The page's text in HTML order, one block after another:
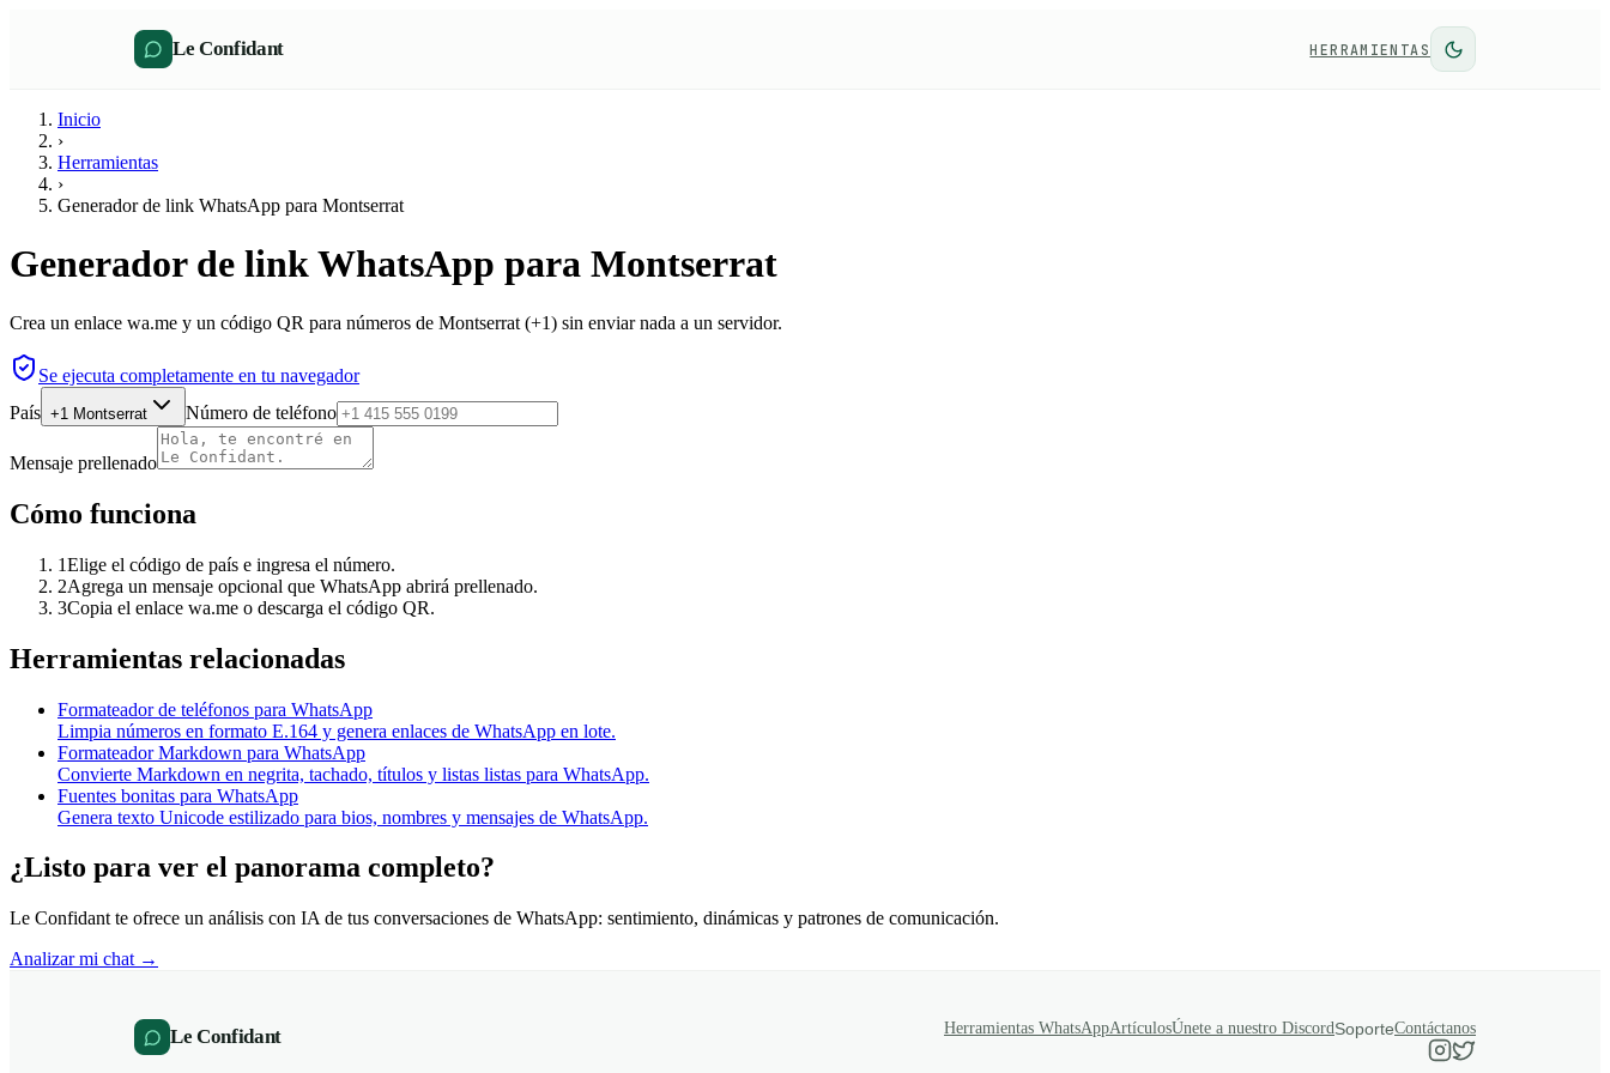
Le Confidant HERRAMIENTAS
Inicio
›
Herramientas
›
Generador de link WhatsApp para Montserrat
Generador de link WhatsApp para Montserrat
Crea un enlace wa.me y un código QR para números de Montserrat (+1) sin enviar nada a un servidor.
Se ejecuta completamente en tu navegador
País +1 Montserrat Número de teléfono
Mensaje prellenado
Cómo funciona
1Elige el código de país e ingresa el número.
2Agrega un mensaje opcional que WhatsApp abrirá prellenado.
3Copia el enlace wa.me o descarga el código QR.
Herramientas relacionadas
Formateador de teléfonos para WhatsApp
Limpia números en formato E.164 y genera enlaces de WhatsApp en lote.
Formateador Markdown para WhatsApp
Convierte Markdown en negrita, tachado, títulos y listas listas para WhatsApp.
Fuentes bonitas para WhatsApp
Genera texto Unicode estilizado para bios, nombres y mensajes de WhatsApp.
¿Listo para ver el panorama completo?
Le Confidant te ofrece un análisis con IA de tus conversaciones de WhatsApp: sentimiento, dinámicas y patrones de comunicación.
Analizar mi chat →
Le Confidant Herramientas WhatsAppArtículosÚnete a nuestro DiscordSoporteContáctanos